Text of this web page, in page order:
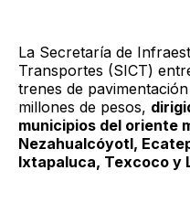
La Secretaría de
Transportes (SICT)
trenes de
millones de pesos,
municipios del oriente
Nezahualcóyotl,
Ixtapaluca, Texcoco y